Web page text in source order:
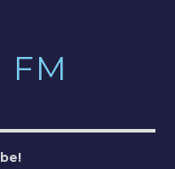
FM